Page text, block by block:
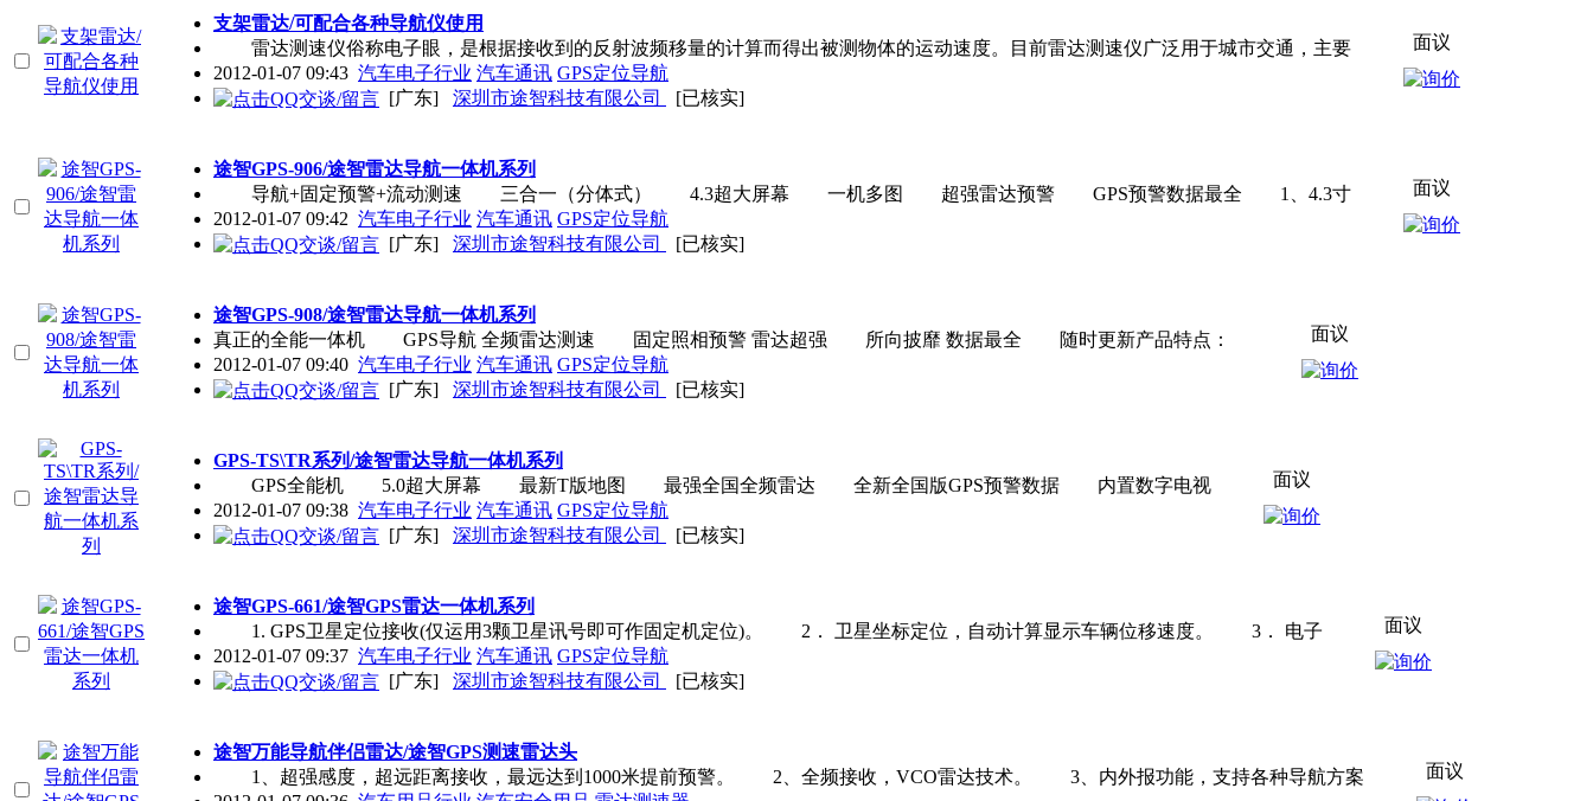
支架雷达/可配合各种导航仪使用
雷达测速仪俗称电子眼，是根据接收到的反射波频移量的计算而得出被测物体的运动速度。目前雷达测速仪广泛用于城市交通，主要
2012-01-07 09:43 汽车电子行业 汽车通讯 GPS定位导航
[广东]
深圳市途智科技有限公司 [已核实]
面议
途智GPS-906/途智雷达导航一体机系列
导航+固定预警+流动测速 三合一（分体式） 4.3超大屏幕 一机多图 超强雷达预警 GPS预警数据最全 1、4.3寸
2012-01-07 09:42 汽车电子行业 汽车通讯 GPS定位导航
[广东]
深圳市途智科技有限公司 [已核实]
面议
途智GPS-908/途智雷达导航一体机系列
真正的全能一体机 GPS导航 全频雷达测速 固定照相预警 雷达超强 所向披靡 数据最全 随时更新产品特点：
2012-01-07 09:40 汽车电子行业 汽车通讯 GPS定位导航
[广东]
深圳市途智科技有限公司 [已核实]
面议
GPS-TS\TR系列/途智雷达导航一体机系列
GPS全能机 5.0超大屏幕 最新T版地图 最强全国全频雷达 全新全国版GPS预警数据 内置数字电视
2012-01-07 09:38 汽车电子行业 汽车通讯 GPS定位导航
[广东]
深圳市途智科技有限公司 [已核实]
面议
途智GPS-661/途智GPS雷达一体机系列
1. GPS卫星定位接收(仅运用3颗卫星讯号即可作固定机定位)。 2． 卫星坐标定位，自动计算显示车辆位移速度。 3． 电子
2012-01-07 09:37 汽车电子行业 汽车通讯 GPS定位导航
[广东]
深圳市途智科技有限公司 [已核实]
面议
途智万能导航伴侣雷达/途智GPS测速雷达头
1、超强感度，超远距离接收，最远达到1000米提前预警。 2、全频接收，VCO雷达技术。 3、内外报功能，支持各种导航方案
面议